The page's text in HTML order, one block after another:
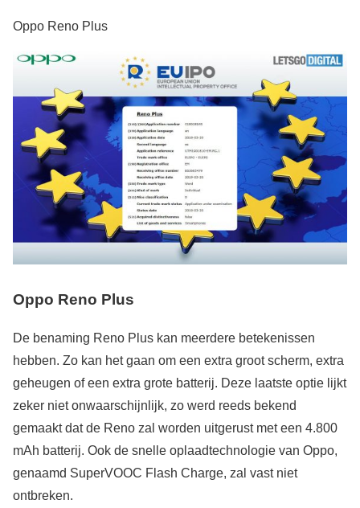
Oppo Reno Plus
Oppo Reno Plus
De benaming Reno Plus kan meerdere betekenissen
hebben. Zo kan het gaan om een extra groot scherm, extra
geheugen of een extra grote batterij. Deze laatste optie lijkt
zeker niet onwaarschijnlijk, zo werd reeds bekend
gemaakt dat de Reno zal worden uitgerust met een 4.800
mAh batterij. Ook de snelle oplaadtechnologie van Oppo,
genaamd SuperVOOC Flash Charge, zal vast niet
ontbreken.